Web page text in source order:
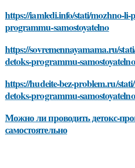
https://iamledi.info/stati/mozhno-li-
programmu-samostoyatelno
https://sovremennayamama.ru/
detoks-programmu-samostoyatelno
https://hudeite-bez-problem.ru/
detoks-programmu-samostoyatelno
Можно ли проводить детокс-
самостоятельно